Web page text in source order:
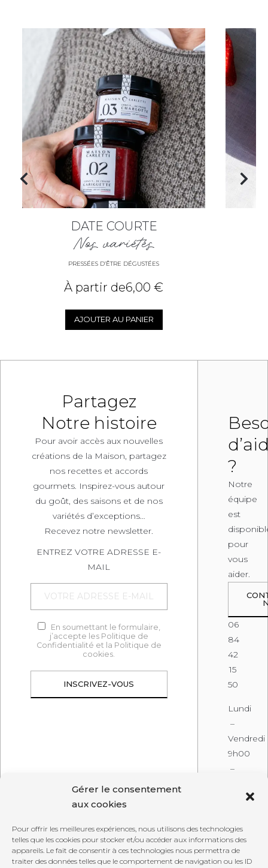
Gérer le consentement
aux cookies
Pour offrir les meilleures expériences, nous utilisons des technologies
telles que les cookies pour stocker et/ou accéder aux informations des
appareils. Le fait de consentir à ces technologies nous permettra de
traiter des données telles que le comportement de navigation ou les ID
DATE COURTE
Nos variétés
PRESSÉES D’ÊTRE DÉGUSTÉES
À partir de6,00 €
AJOUTER AU PANIER
Partagez
Notre histoire
Pour avoir accès aux nouvelles
créations de la Maison, partagez
nos recettes et accords
gourmets. Inspirez-vous autour
du goût, des saisons et de nos
variétés d’exceptions…
Recevez notre newsletter.
ENTREZ VOTRE ADRESSE E-
MAIL
En soumettant le formulaire,
j’accepte les Politique de
Confidentialité et la Politique de
cookies.
?
Notre
équipe
est
pour
vous
aider.
06
84
42
15
50
Lundi
–
Vendredi
9h00
–